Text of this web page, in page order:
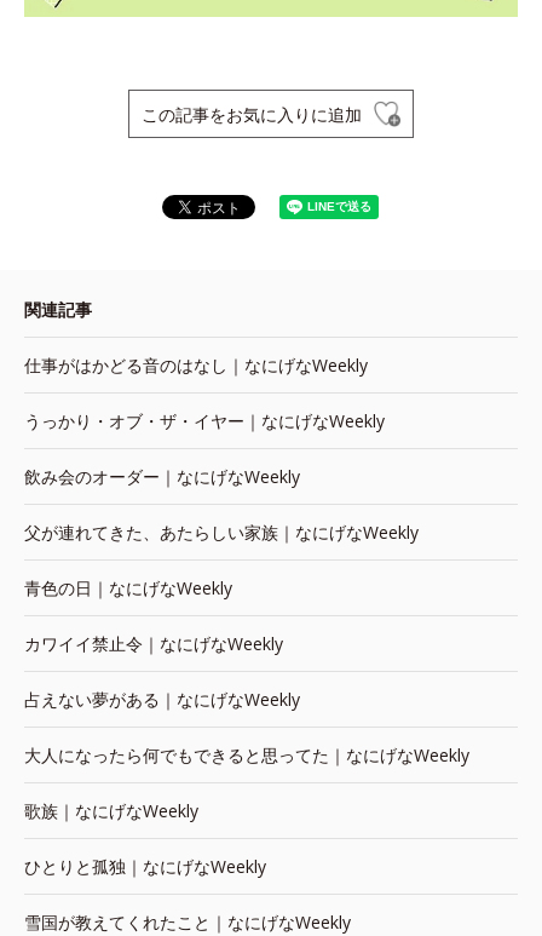
この記事をお気に入りに追加
関連記事
仕事がはかどる音のはなし｜なにげなWeekly
うっかり・オブ・ザ・イヤー｜なにげなWeekly
飲み会のオーダー｜なにげなWeekly
父が連れてきた、あたらしい家族｜なにげなWeekly
青色の日｜なにげなWeekly
カワイイ禁止令｜なにげなWeekly
占えない夢がある｜なにげなWeekly
大人になったら何でもできると思ってた｜なにげなWeekly
歌族｜なにげなWeekly
ひとりと孤独｜なにげなWeekly
雪国が教えてくれたこと｜なにげなWeekly